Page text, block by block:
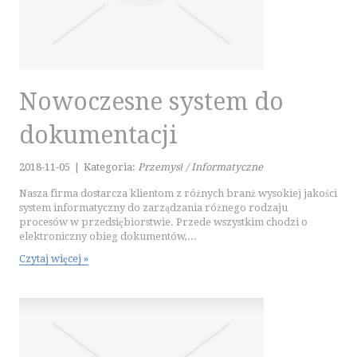
PODRÓŻE
DIETETYKA, ODCHUDZANIE
KOSMETYKI
LECZENIE
SALONY KOSMETYCZNE
SOFTWARE
OPROGRAMOWANIE
Nowoczesne system do
dokumentacji
2018-11-05 Kategoria: Przemysł / Informatyczne
Nasza firma dostarcza klientom z różnych branż wysokiej jakości
system informatyczny do zarządzania różnego rodzaju
procesów w przedsiębiorstwie. Przede wszystkim chodzi o
elektroniczny obieg dokumentów,...
Czytaj więcej »